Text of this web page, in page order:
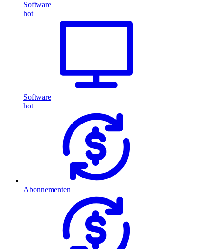
Software
hot
Software
hot
Abonnementen